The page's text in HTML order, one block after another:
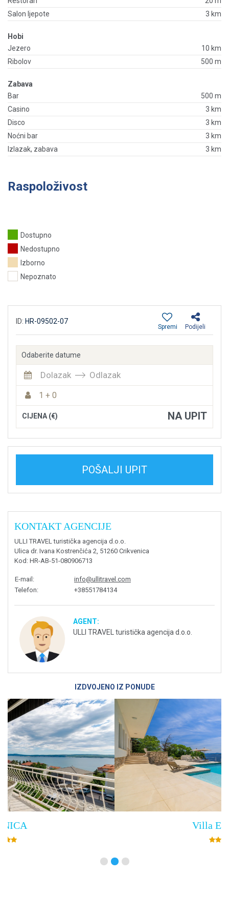
Salon ljepote
3 km
Hobi
Jezero
10 km
Ribolov
500 m
Zabava
Bar
500 m
Casino
3 km
Disco
3 km
Noćni bar
3 km
Izlazak, zabava
3 km
Raspoloživost
Dostupno
Nedostupno
Izborno
Nepoznato
ID: HR-09502-07
Podijeli
Spremi
Odaberite datume
Dolazak Odlazak
1 + 0
CIJENA (€) NA UPIT
POŠALJI UPIT
KONTAKT AGENCIJE
ULLI TRAVEL turistička agencija d.o.o.
Ulica dr. Ivana Kostrenčića 2, 51260 Crikvenica
Kod : HR-AB-51-080906713
E-mail :
info@ullitravel.com
Telefon: +38551784134
AGENT:
ULLI TRAVEL turistička agencija d.o.o.
IZDVOJENO IZ PONUDE